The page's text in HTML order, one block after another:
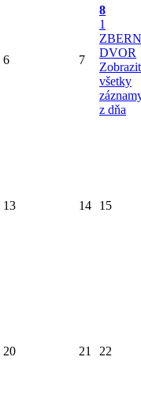
6 7
8
1
DVOR
všetky
z dňa
13 14 15
20 21 22